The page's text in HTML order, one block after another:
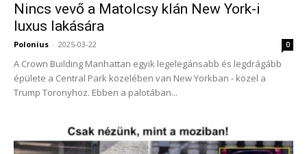
Nincs vevő a Matolcsy klán New York-i
luxus lakására
Polonius - 2025-03-22 0
A Crown Building Manhattan egyik legelegánsabb és legdrágább
épülete a Central Park közelében van New Yorkban - közel a
Trump Toronyhoz. Ebben a palotában...